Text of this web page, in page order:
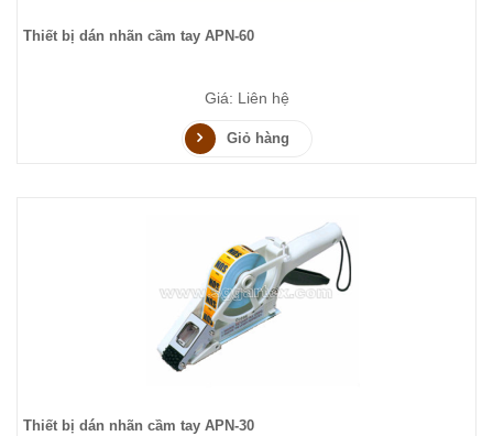
Thiết bị dán nhãn cầm tay APN-60
Giá: Liên hệ
Giỏ hàng
Thiết bị dán nhãn cầm tay APN-30